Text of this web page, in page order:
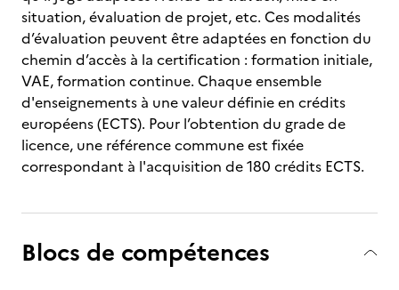
situation, évaluation de projet, etc. Ces modalités
d’évaluation peuvent être adaptées en fonction du
chemin d’accès à la certification : formation initiale,
VAE, formation continue. Chaque ensemble
d'enseignements à une valeur définie en crédits
européens (ECTS). Pour l’obtention du grade de
licence, une référence commune est fixée
correspondant à l'acquisition de 180 crédits ECTS.
Blocs de compétences